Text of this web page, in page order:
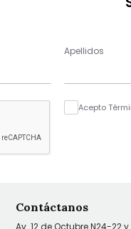
Apellidos
Acepto
Contáctanos